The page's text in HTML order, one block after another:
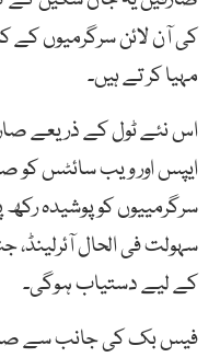
کی آن لائن سرگرمیوں کے
مہیا کر تے ہیں۔
اس نئے ٹول کے ذریعے
ایپس اور ویب سائٹس کو
سرگرمییوں کو پوشیدہ
سہولت فی الحال آئرلینڈ،
کے لیے دستیاب ہوگی۔
فیس بک کی جانب سے